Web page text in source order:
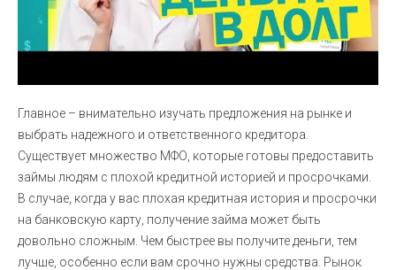
Главное – внимательно изучать предложения на рынке и
выбрать надежного и ответственного кредитора.
Существует множество МФО, которые готовы предоставить
займы людям с плохой кредитной историей и просрочками.
В случае, когда у вас плохая кредитная история и просрочки
на банковскую карту, получение займа может быть
довольно сложным. Чем быстрее вы получите деньги, тем
лучше, особенно если вам срочно нужны средства. Рынок